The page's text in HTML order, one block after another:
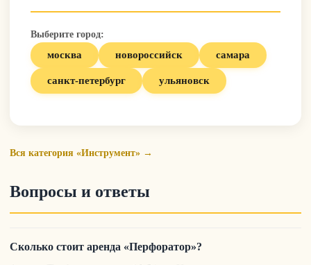
Выберите город:
москва новороссийск самара
санкт-петербург ульяновск
Вся категория «Инструмент» →
Вопросы и ответы
Сколько стоит аренда «Перфоратор»?